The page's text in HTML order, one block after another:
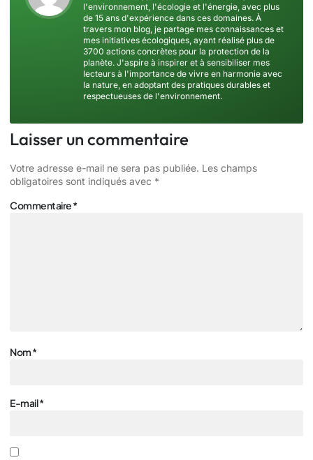
l'environnement, l'écologie et l'énergie, avec plus
de 15 ans d'expérience dans ces domaines. À
travers mon blog, je partage mes connaissances et
mes initiatives écologiques, ayant réalisé plus de
3700 actions concrètes pour la protection de la
planète. J'aspire à inspirer et à sensibiliser mes
lecteurs à l'importance de vivre en harmonie avec
la nature, en adoptant des pratiques durables et
respectueuses de l'environnement.
Laisser un commentaire
Votre adresse e-mail ne sera pas publiée. Les champs
obligatoires sont indiqués avec *
Commentaire*
Nom*
E-mail*